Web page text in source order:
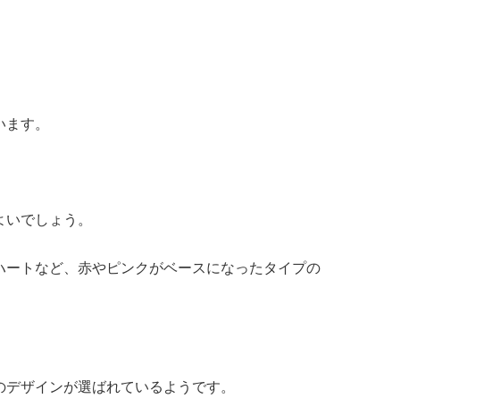
す。
でしょう。
トなど、赤やピンクがベースになったタイプの
ザインが選ばれているようです。